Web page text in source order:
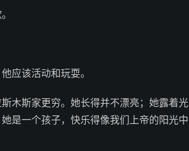
应该活动和玩耍。
斯家更穷。她长得并不漂亮；她露着光
是一个孩子，快乐得像我们上帝的阳光中